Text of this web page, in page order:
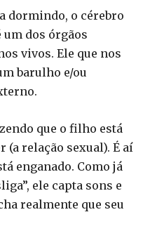
dormindo, o cérebro
um dos órgãos
vivos. Ele que nos
barulho e/ou
que o filho está
(a relação sexual). É aí
enganado. Como já
ele capta sons e
realmente que seu